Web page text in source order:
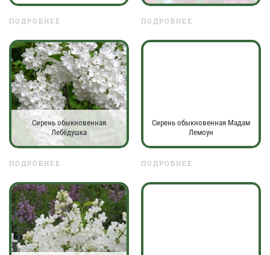
ПОДРОБНЕЕ ПОДРОБНЕЕ
Сирень обыкновенная
Лебёдушка
ПОДРОБНЕЕ
Сирень обыкновенная Мадам
Лемоун
ПОДРОБНЕЕ